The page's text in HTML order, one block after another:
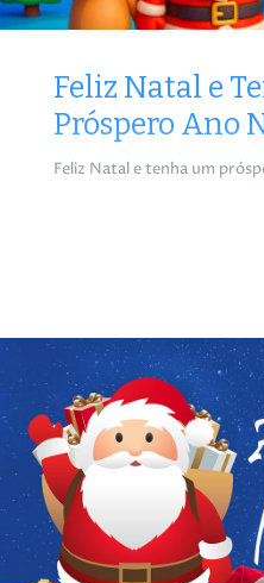
Feliz Natal e
Próspero Ano
Feliz Natal e tenha um